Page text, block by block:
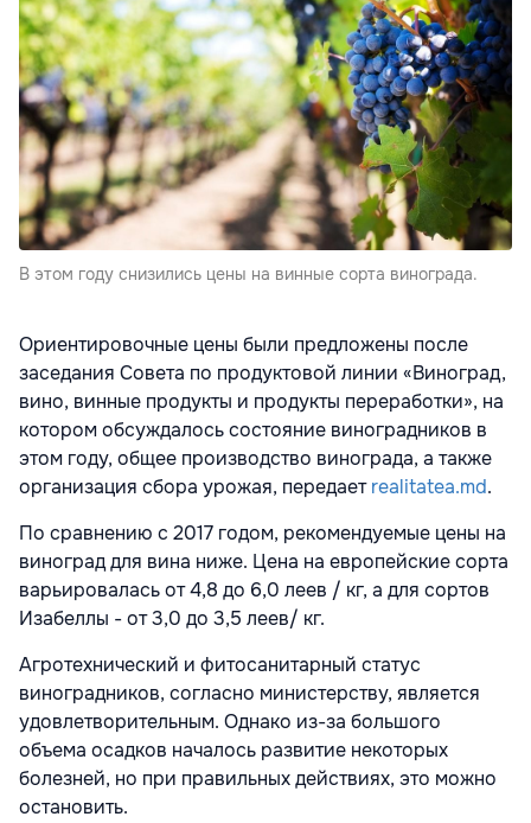
В этом году снизились цены на винные сорта винограда.
Ориентировочные цены были предложены после
заседания Совета по продуктовой линии «Виноград,
вино, винные продукты и продукты переработки», на
котором обсуждалось состояние виноградников в
этом году, общее производство винограда, а также
организация сбора урожая, передаетrealitatea.md.
По сравнению с 2017 годом, рекомендуемые цены на
виноград для вина ниже. Цена на европейские сорта
варьировалась от 4,8 до 6,0 леев / кг, а для сортов
Изабеллы - от 3,0 до 3,5 леев/ кг.
Агротехнический и фитосанитарный статус
виноградников, согласно министерству, является
удовлетворительным. Однако из-за большого
объема осадков началось развитие некоторых
болезней, но при правильных действиях, это можно
остановить.